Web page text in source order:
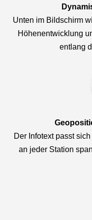
Unten im Bildschirm
Höhenentwicklung
entlang
Der Infotext passt
an jeder Station